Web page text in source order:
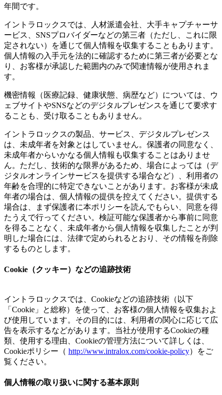
年間です。
イントラロックスでは、人材派遣会社、大手キャプチャーサ
ービス、SNSプロバイダーなどの第三者（ただし、これに限
定されない）を通じて個人情報を収集することもあります。
個人情報の入手元を法的に確認するために第三者が必要とな
り、お客様が承認した範囲内のみで関連情報が使用されま
す。
機密情報（医療記録、健康状態、病歴など）については、ウ
ェブサイトやSNSなどのデジタルプレゼンスを通じて要求す
ることも、受け取ることもありません。
イントラロックスの製品、サービス、デジタルプレゼンス
は、未成年者を対象とはしていません。保護者の同意なく、
未成年者からいかなる個人情報も収集することはありませ
ん。ただし、技術的な限界があるため、場合によっては（デ
ジタルオンラインサービスを提供する場合など）、利用者の
年齢を合理的に特定できないことがあります。お客様が未成
年者の場合は、個人情報の提供を控えてください。提供する
場合は、まず保護者に本ポリシーを読んでもらい、同意を得
たうえで行ってください。検証可能な保護者から事前に同意
を得ることなく、未成年者から個人情報を収集したことが判
明した場合には、法律で定められるとおり、その情報を削除
するものとします。
Cookie（クッキー）などの追跡技術
イントラロックスでは、Cookieなどの追跡技術（以下
「Cookie」と総称）を使って、お客様の個人情報を収集およ
び使用しています。その目的には、利用者の関心に応じて広
告を表示するなどがあります。当社が使用するCookieの種
類、使用する理由、Cookieの管理方法について詳しくは、
Cookieポリシー（ http://www.intralox.com/cookie-policy）をご
覧ください。
個人情報の取り扱いに関する基本原則